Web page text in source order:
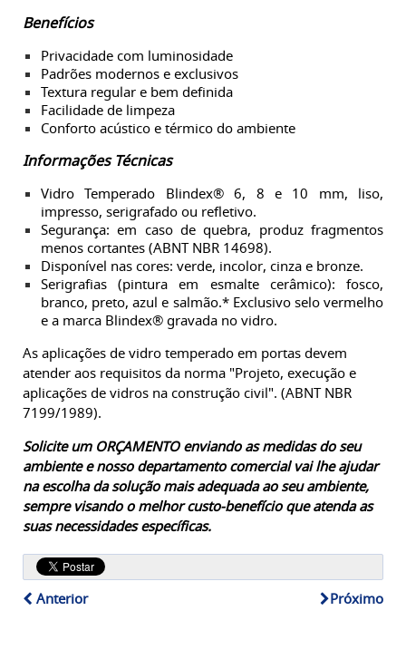
Benefícios
Privacidade com luminosidade
Padrões modernos e exclusivos
Textura regular e bem definida
Facilidade de limpeza
Conforto acústico e térmico do ambiente
Informações Técnicas
Vidro Temperado Blindex® 6, 8 e 10 mm, liso,
impresso, serigrafado ou refletivo.
Segurança: em caso de quebra, produz fragmentos
menos cortantes (ABNT NBR 14698).
Disponível nas cores: verde, incolor, cinza e bronze.
Serigrafias (pintura em esmalte cerâmico): fosco,
branco, preto, azul e salmão.* Exclusivo selo vermelho
e a marca Blindex® gravada no vidro.
As aplicações de vidro temperado em portas devem
atender aos requisitos da norma "Projeto, execução e
aplicações de vidros na construção civil". (ABNT NBR
7199/1989).
Solicite um ORÇAMENTO enviando as medidas do seu
ambiente e nosso departamento comercial vai lhe ajudar
na escolha da solução mais adequada ao seu ambiente,
sempre visando o melhor custo-benefício que atenda as
suas necessidades específicas.
Anterior Próximo